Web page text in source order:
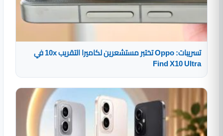
تسريبات: Oppo تختبر مستشعرين لكاميرا التقريب 10x في
Find X10 Ultra